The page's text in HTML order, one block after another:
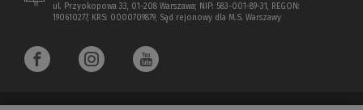
ul. Przyokopowa 33, 01-208 Warszawa; NIP: 583-001-89-31, REGON:
190610277, KRS: 0000709879, Sąd rejonowy dla M.S. Warszawy